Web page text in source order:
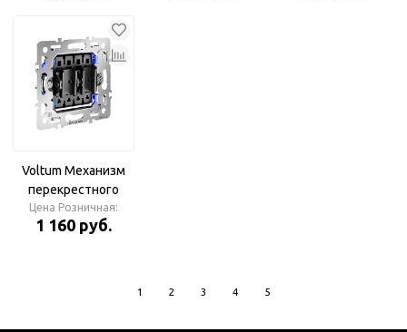
Voltum Механизм
перекрестного
переключателя
двухклавишного
Цена Розничная:
1 160 руб.
1 2 3 4 5